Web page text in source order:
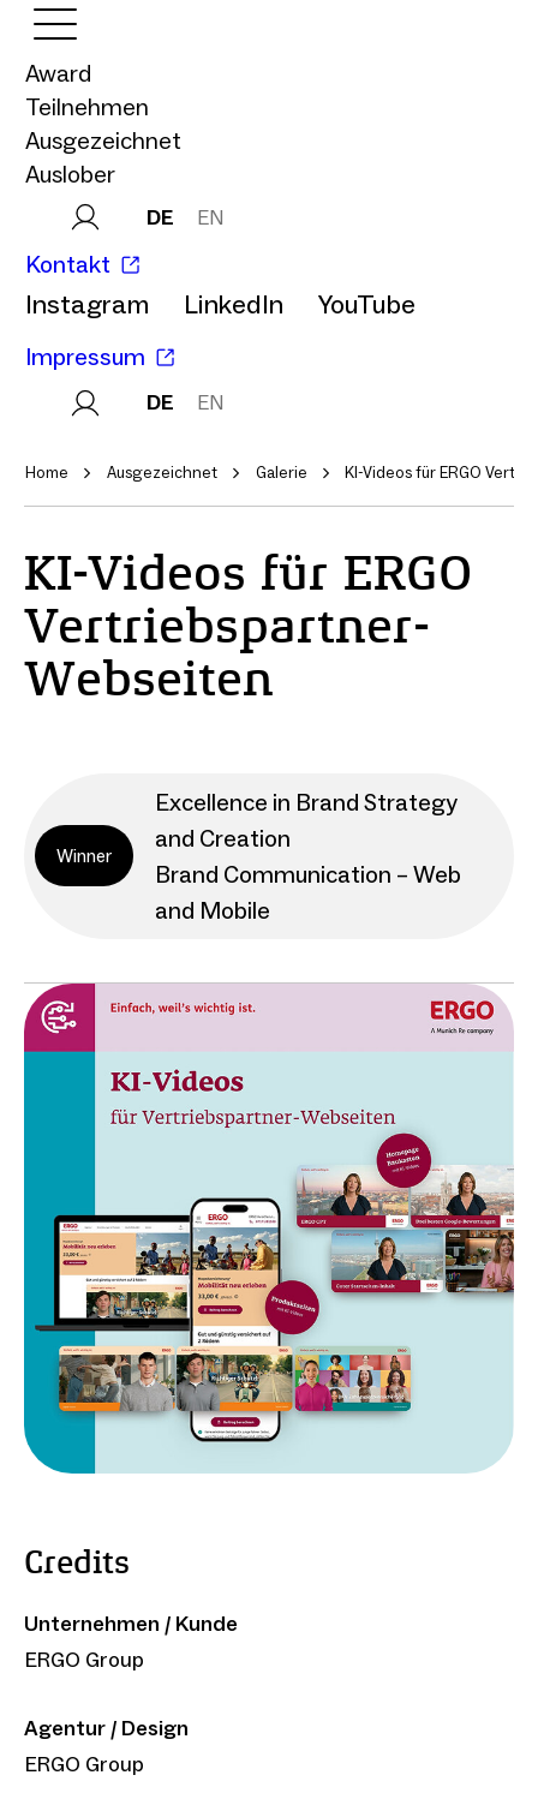
Award
Teilnehmen
Ausgezeichnet
Auslober
DE EN
Kontakt
Instagram LinkedIn YouTube
Impressum
DE EN
Home Ausgezeichnet Galerie KI-Videos für ERGO
KI-Videos für ERGO
Vertriebspartner-
Webseiten
Winner
Excellence in Brand Strategy
and Creation
Brand Communication – Web
and Mobile
Credits
Unternehmen / Kunde
ERGO Group
Agentur / Design
ERGO Group